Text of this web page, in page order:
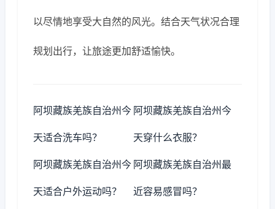
以尽情地享受大自然的风光。结合天气状况合理
规划出行，让旅途更加舒适愉快。
阿坝藏族羌族自治州今
天适合洗车吗？
阿坝藏族羌族自治州今
天穿什么衣服？
阿坝藏族羌族自治州今
天适合户外运动吗？
阿坝藏族羌族自治州最
近容易感冒吗？